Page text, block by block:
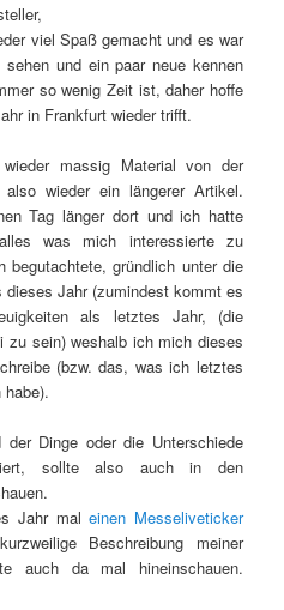
viel Spaß gemacht und es war
und ein paar neue kennen
so wenig Zeit ist, daher hoffe
in Frankfurt wieder trifft.
massig Material von der
wieder ein längerer Artikel.
Tag länger dort und ich hatte
was mich interessierte zu
begutachtete, gründlich unter die
Jahr (zumindest kommt es
als letztes Jahr, (die
sein) weshalb ich mich dieses
(bzw. das, was ich letztes
Dinge oder die Unterschiede
sollte also auch in den
Jahr maleinen Messeliveticker
Beschreibung meiner
auch da mal hineinschauen.